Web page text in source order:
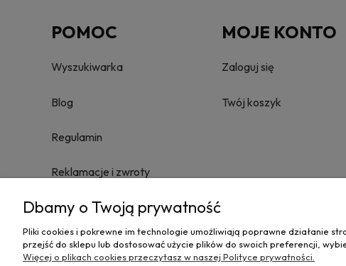
POMOC
Wyszukiwarka
Blog
Regulamin
Reklamacje i zwroty
Towary nie podlegające zwrotowi
Polityka prywatności
MOJE KONTO
Zaloguj się
Twój koszyk
Dbamy o Twoją prywatność
Pliki cookies i pokrewne im technologie umożliwiają poprawne działanie
przejść do sklepu lub dostosować użycie plików do swoich preferencji,
Więcej o plikach cookies przeczytasz w naszej Polityce prywatności.